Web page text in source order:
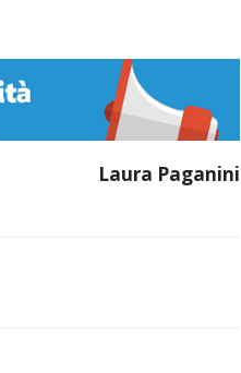
Laura Paganini